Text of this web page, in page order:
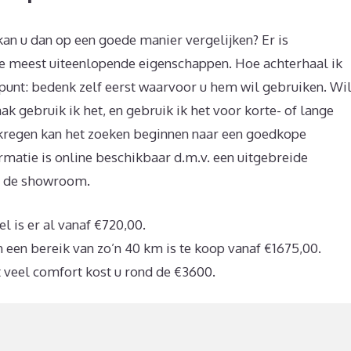
u dan op een goede manier vergelijken? Er is
uiteenlopende eigenschappen. Hoe achterhaal ik
bedenk zelf eerst waarvoor u hem wil gebruiken. Wil
gebruik ik het, en gebruik ik het voor korte- of lange
kan het zoeken beginnen naar een goedkope
is online beschikbaar d.m.v. een uitgebreide
showroom.
is er al vanaf €720,00.
bereik van zo’n 40 km is te koop vanaf €1675,00.
comfort kost u rond de €3600.